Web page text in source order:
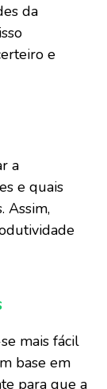
da
e
a
e quais
Assim,
mais fácil
base em
para que a